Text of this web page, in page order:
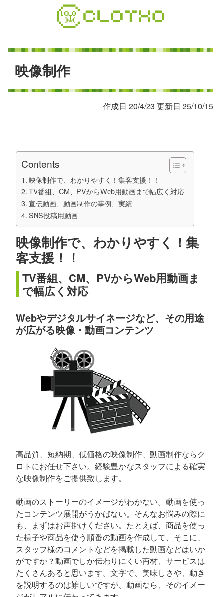
映像制作
作成日 20/4/23 更新日 25/10/15
Contents
映像制作で、わかりやすく！集客支援！！
TV番組、CM、PVからWeb用動画まで幅広く対応
宣伝動画、動画制作の事例、実績
SNS投稿用動画
映像制作で、わかりやすく！集
客支援！！
TV番組、CM、PVからWeb用動画ま
で幅広く対応
Webやデジタルサイネージなど、その用途
が広がる映像・動画コンテンツ
高品質、短納期、低価格の映像制作、動画制作ならク
ロトにお任せ下さい。経験豊かなスタッフによる確実
な映像制作をご提供致します。
動画のストーリーのイメージがわかない。動画を使っ
たコンテンツ展開がうかばない。そんなお悩みの際に
も、まずはお声掛けください。たとえば、商品を使っ
た様子や商品を使う順番の動画を作成して、そこに、
スタッフ様のコメントなどを掲載した動画などはいか
がですか？動画でしか伝わりにくい商材、サービスは
たくさんあると思います。文字で、美味しさや、動き
を説明するのは難しいですが、動画なら、そのイメー